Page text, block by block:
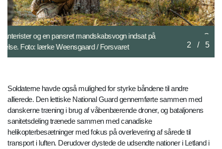
2 / 5
Gruppefører fra det mekaniserede infanteri på øvelse i
tætbevokset skov. Foto: Lærke Weensgaard / Forsvaret
Soldaterne havde også mulighed for styrke båndene til andre
allierede. Den lettiske National Guard gennemførte sammen med
danskerne træning i brug af våbenbærende droner, og bataljonens
sanitetsdeling trænede sammen med canadiske
helikopterbesætninger med fokus på overlevering af sårede til
transport i luften. Derudover dystede de udsendte nationer i Letland i